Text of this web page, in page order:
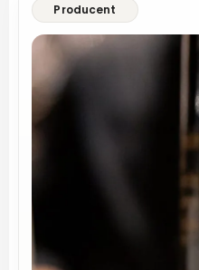
Producent